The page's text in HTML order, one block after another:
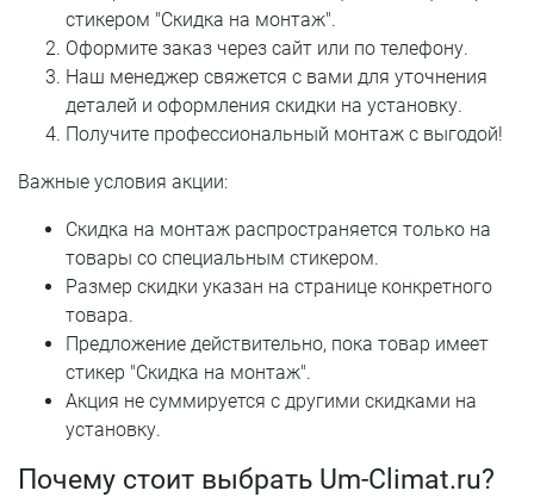
стикером "Скидка на монтаж".
Оформите заказ через сайт или по телефону.
Наш менеджер свяжется с вами для уточнения
деталей и оформления скидки на установку.
Получите профессиональный монтаж с выгодой!
Важные условия акции:
Скидка на монтаж распространяется только на
товары со специальным стикером.
Размер скидки указан на странице конкретного
товара.
Предложение действительно, пока товар имеет
стикер "Скидка на монтаж".
Акция не суммируется с другими скидками на
установку.
Почему стоит выбрать Um-Climat.ru?